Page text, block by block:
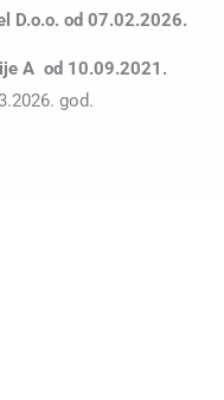
D.o.o. od 07.02.2026.
A od 10.09.2021.
god.